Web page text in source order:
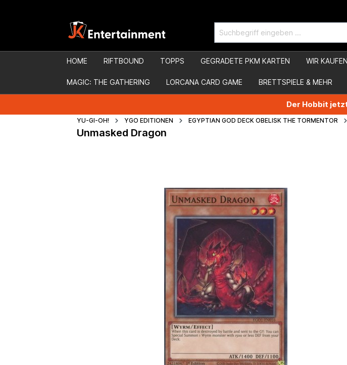
HOME RIFTBOUND TOPPS GEGRADETE PKM KARTEN WIR
MAGIC: THE GATHERING LORCANA CARD GAME BRETTSPIELE & MEHR
Der Hobbit
YU-GI-OH! YGO EDITIONEN EGYPTIAN GOD DECK OBELISK THE TORMENTOR
Unmasked Dragon